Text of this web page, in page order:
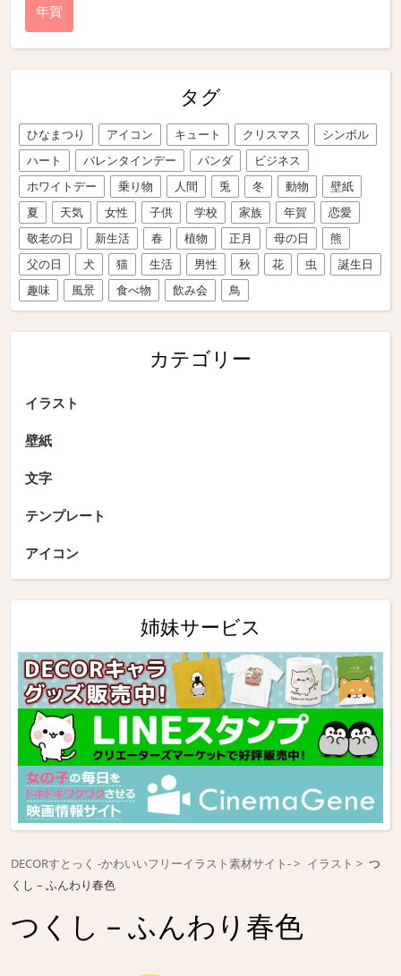
年賀
タグ
ひなまつり アイコン キュート クリスマス
シンボル
ハート
バレンタインデー パンダ
ビジネス
ホワイトデー
乗り物 人間 兎 冬 動物
壁紙
夏
天気 女性 子供 学校 家族 年賀
恋愛
敬老の日
新生活 春 植物 正月 母の日
熊
父の日
犬 猫 生活 男性 秋 花 虫
誕生日
趣味
風景 食べ物 飲み会 鳥
カテゴリー
イラスト
壁紙
文字
テンプレート
アイコン
姉妹サービス
DECORすとっく -かわいいフリーイラスト素材サイト- イラスト
つ
くし – ふんわり春色
つくし – ふんわり春色